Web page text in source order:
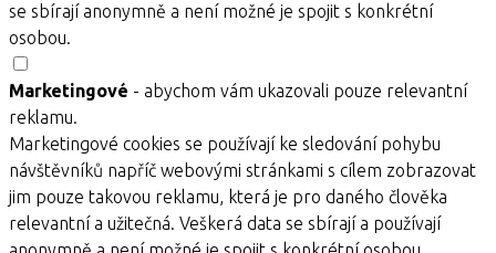
se sbírají anonymně a není možné je spojit s konkrétní
osobou.
Marketingové - abychom vám ukazovali pouze relevantní
reklamu.
Marketingové cookies se používají ke sledování pohybu
návštěvníků napříč webovými stránkami s cílem zobrazovat
jim pouze takovou reklamu, která je pro daného člověka
relevantní a užitečná. Veškerá data se sbírají a používají